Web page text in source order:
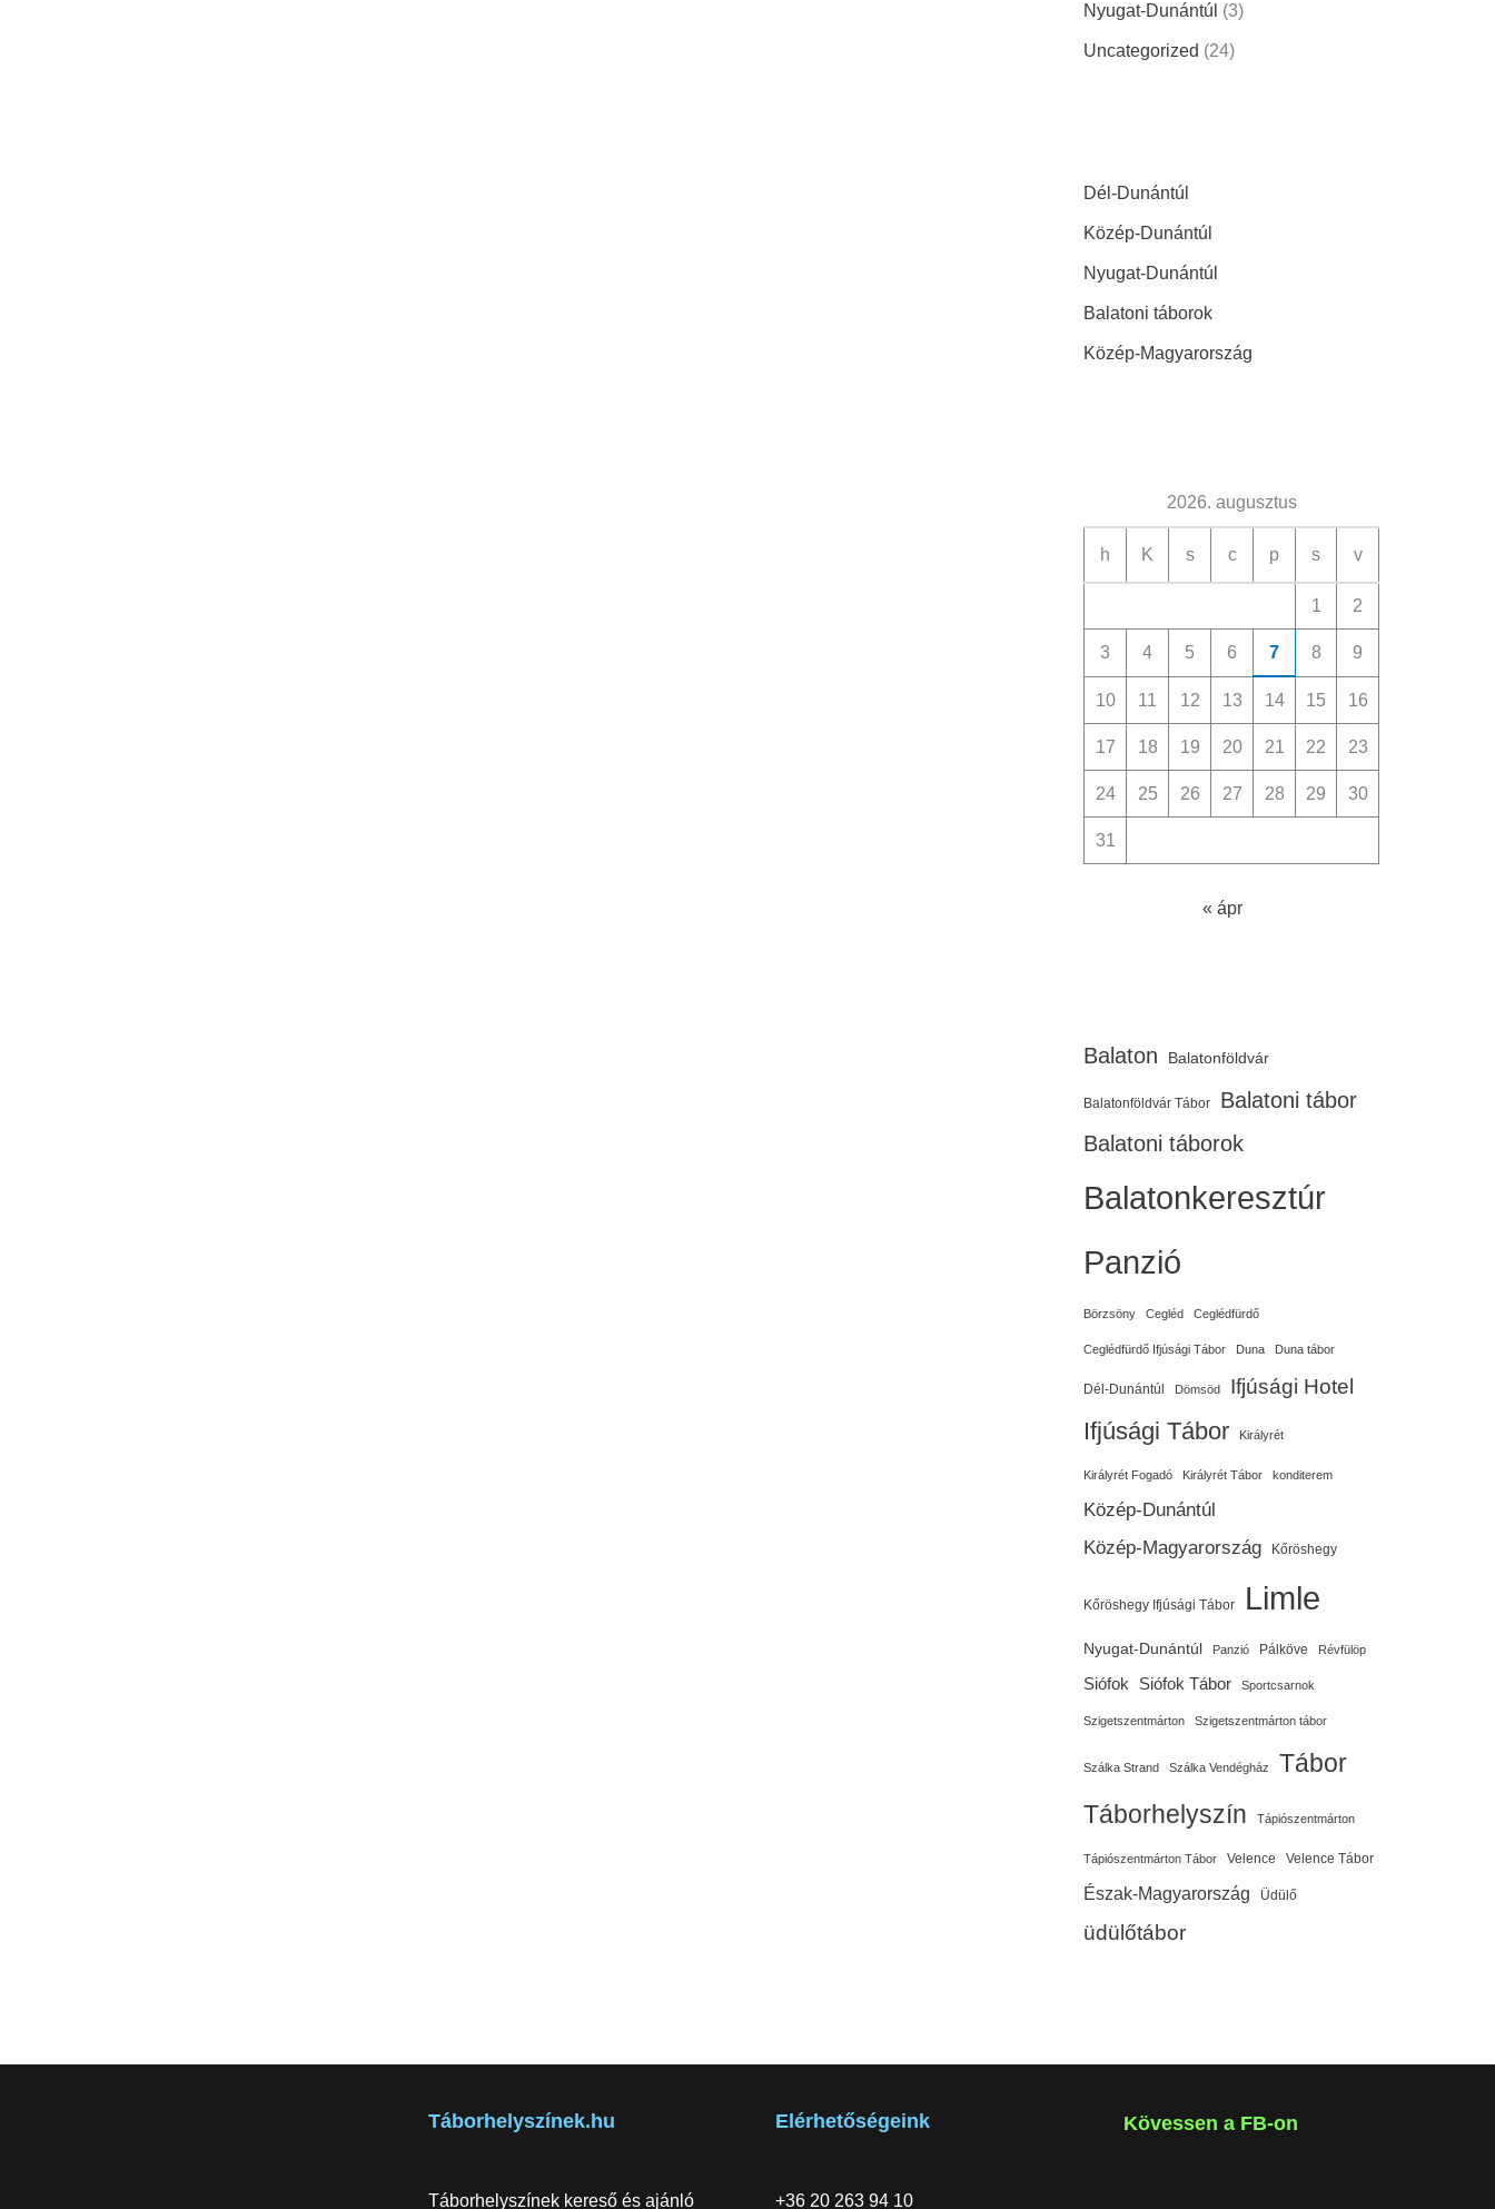
Nyugat-Dunántúl (3)
Uncategorized (24)
Dél-Dunántúl
Közép-Dunántúl
Nyugat-Dunántúl
Balatoni táborok
Közép-Magyarország
2026. augusztus
h K s c p s v
1 2
3 4 5 6 7 8 9
10 11 12 13 14 15 16
17 18 19 20 21 22 23
24 25 26 27 28 29 30
31
« ápr
Balaton Balatonföldvár
Balatonföldvár Tábor
Balatoni tábor
Balatoni táborok
Balatonkeresztúr
Panzió
Börzsöny Cegléd Ceglédfürdő
Ceglédfürdő Ifjúsági Tábor Duna Duna tábor
Dél-Dunántúl Dömsöd Ifjúsági Hotel
Ifjúsági Tábor Királyrét
Királyrét Fogadó Királyrét Tábor konditerem
Közép-Dunántúl
Közép-Magyarország
Kőröshegy
Kőröshegy Ifjúsági Tábor Limle
Nyugat-Dunántúl Panzió Pálköve Révfülöp
Siófok Siófok Tábor Sportcsarnok
Szigetszentmárton Szigetszentmárton tábor
Szálka Strand Szálka Vendégház
Tábor
Táborhelyszín
Tápiószentmárton
Tápiószentmárton Tábor Velence Velence Tábor
Észak-Magyarország Üdülő
üdülőtábor
Táborhelyszínek.hu
Táborhelyszínek kereső és ajánló
Elérhetőségeink
+36 20 263 94 10
Kövessen a FB-on